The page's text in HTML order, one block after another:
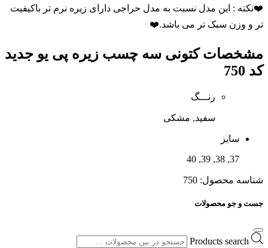
❤️نکته : این مدل نسبت به مدل حراجی دارای زیره نرم تر باکیفیت
تر و وزن سبک تر می باشد.❤️
مشخصاتکتونی سه چسب زیره پی یو جدید
کد 750
رنـــگ
سفید, مشکی
سایز
37, 38, 39, 40
شناسه محصول: 750
جست و جو محصولات
Products search